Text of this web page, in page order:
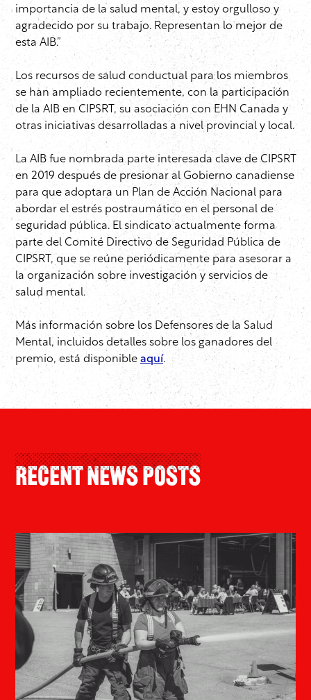
importancia de la salud mental, y estoy orgulloso y
agradecido por su trabajo. Representan lo mejor de
esta AIB.”
Los recursos de salud conductual para los miembros
se han ampliado recientemente, con la participación
de la AIB en CIPSRT, su asociación con EHN Canada y
otras iniciativas desarrolladas a nivel provincial y local.
La AIB fue nombrada parte interesada clave de CIPSRT
en 2019 después de presionar al Gobierno canadiense
para que adoptara un Plan de Acción Nacional para
abordar el estrés postraumático en el personal de
seguridad pública. El sindicato actualmente forma
parte del Comité Directivo de Seguridad Pública de
CIPSRT, que se reúne periódicamente para asesorar a
la organización sobre investigación y servicios de
salud mental.
Más información sobre los Defensores de la Salud
Mental, incluidos detalles sobre los ganadores del
premio, está disponible aquí.
Recent News Posts